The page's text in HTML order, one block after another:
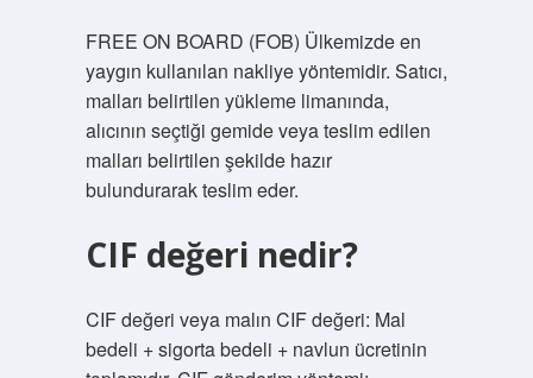
FREE ON BOARD (FOB) Ülkemizde en
yaygın kullanılan nakliye yöntemidir. Satıcı,
malları belirtilen yükleme limanında,
alıcının seçtiği gemide veya teslim edilen
malları belirtilen şekilde hazır
bulundurarak teslim eder.
CIF değeri nedir?
CIF değeri veya malın CIF değeri: Mal
bedeli + sigorta bedeli + navlun ücretinin